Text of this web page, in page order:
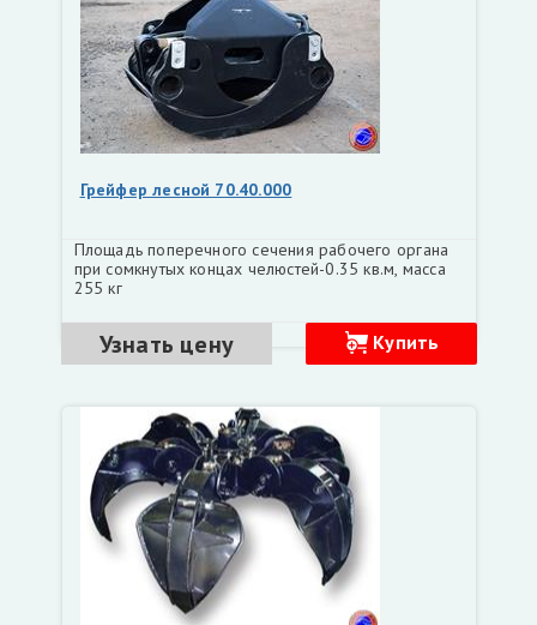
Грейфер лесной 70.40.000
Площадь поперечного сечения рабочего органа
при сомкнутых концах челюстей-0.35 кв.м, масса
255 кг
Узнать цену Купить